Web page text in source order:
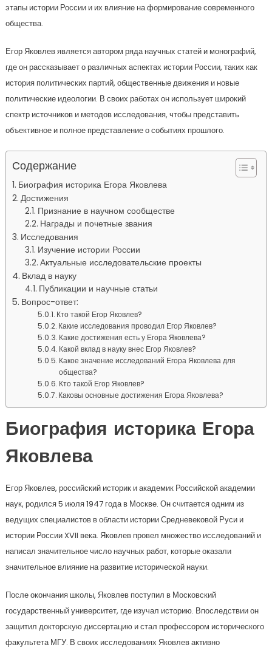
этапы истории России и их влияние на формирование современного
общества.
Егор Яковлев является автором ряда научных статей и монографий,
где он рассказывает о различных аспектах истории России, таких как
история политических партий, общественные движения и новые
политические идеологии. В своих работах он использует широкий
спектр источников и методов исследования, чтобы представить
объективное и полное представление о событиях прошлого.
Содержание
Биография историка Егора Яковлева
Достижения
Признание в научном сообществе
Награды и почетные звания
Исследования
Изучение истории России
Актуальные исследовательские проекты
Вклад в науку
Публикации и научные статьи
Вопрос-ответ:
Кто такой Егор Яковлев?
Какие исследования проводил Егор Яковлев?
Какие достижения есть у Егора Яковлева?
Какой вклад в науку внес Егор Яковлев?
Какое значение исследований Егора Яковлева для
общества?
Кто такой Егор Яковлев?
Каковы основные достижения Егора Яковлева?
Биография историка Егора
Яковлева
Егор Яковлев, российский историк и академик Российской академии
наук, родился 5 июля 1947 года в Москве. Он считается одним из
ведущих специалистов в области истории Средневековой Руси и
истории России XVII века. Яковлев провел множество исследований и
написал значительное число научных работ, которые оказали
значительное влияние на развитие исторической науки.
После окончания школы, Яковлев поступил в Московский
государственный университет, где изучал историю. Впоследствии он
защитил докторскую диссертацию и стал профессором исторического
факультета МГУ. В своих исследованиях Яковлев активно